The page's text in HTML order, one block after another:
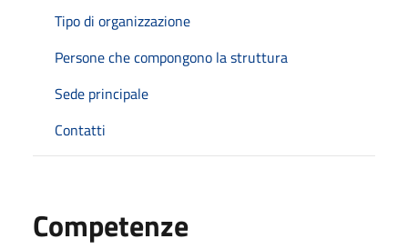
Tipo di organizzazione
Persone che compongono la struttura
Sede principale
Contatti
Competenze